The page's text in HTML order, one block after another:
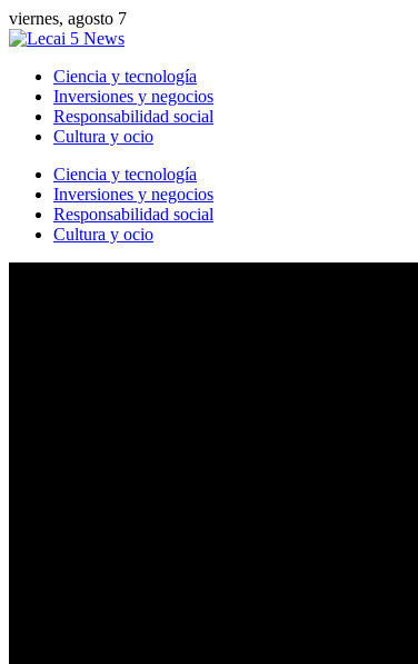
viernes, agosto 7
Ciencia y tecnología
Inversiones y negocios
Responsabilidad social
Cultura y ocio
Ciencia y tecnología
Inversiones y negocios
Responsabilidad social
Cultura y ocio